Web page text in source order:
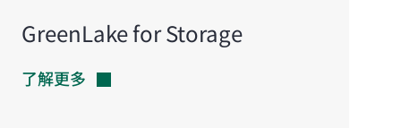
GreenLake for Storage
了解更多